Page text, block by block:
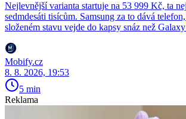
Nejlevnější varianta startuje na 53 999 Kč, ta
sedmdesáti tisícům. Samsung za to dává
složeném stavu vejde do kapsy snáz než
Mobify.cz
8. 8. 2026, 19:53
5 min
Reklama